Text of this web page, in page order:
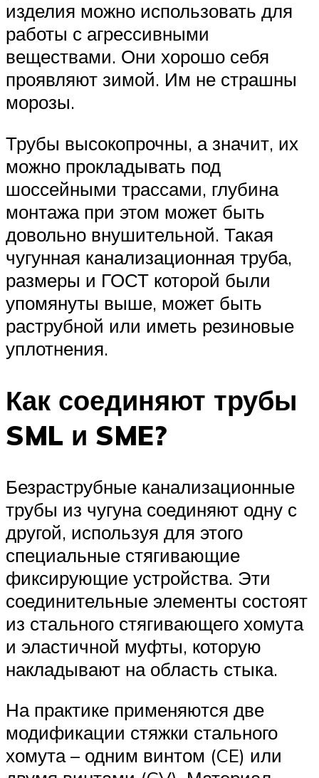
изделия можно использовать для
работы с агрессивными
веществами. Они хорошо себя
проявляют зимой. Им не страшны
морозы.
Трубы высокопрочны, а значит, их
можно прокладывать под
шоссейными трассами, глубина
монтажа при этом может быть
довольно внушительной. Такая
чугунная канализационная труба,
размеры и ГОСТ которой были
упомянуты выше, может быть
раструбной или иметь резиновые
уплотнения.
Как соединяют трубы
SML и SME?
Безраструбные канализационные
трубы из чугуна соединяют одну с
другой, используя для этого
специальные стягивающие
фиксирующие устройства. Эти
соединительные элементы состоят
из стального стягивающего хомута
и эластичной муфты, которую
накладывают на область стыка.
На практике применяются две
модификации стяжки стального
хомута – одним винтом (CE) или